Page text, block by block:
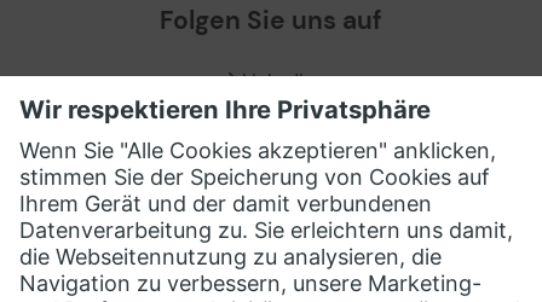
Folgen Sie uns auf
LinkedIn
Facebook
X / Twitter
XING